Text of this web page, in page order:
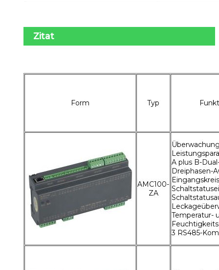
Zitat
Form Typ
AMC100-
ZA
A plus B-
Dreiphasen-
Temperatur-
3 RS485-